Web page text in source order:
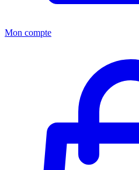
Mon compte